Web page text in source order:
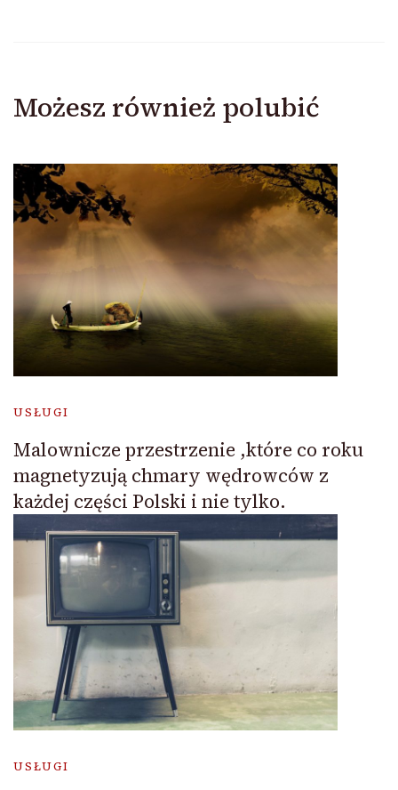
Możesz również polubić
USŁUGI
Malownicze przestrzenie ,które co roku
magnetyzują chmary wędrowców z
każdej części Polski i nie tylko.
USŁUGI